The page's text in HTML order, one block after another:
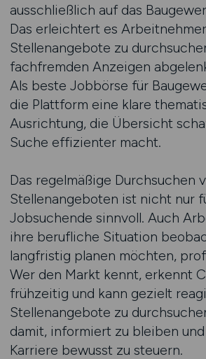
ausschließlich auf das
Das erleichtert es
Stellenangebote zu
fachfremden Anzeigen
Als beste Jobbörse für
die Plattform eine klare
Ausrichtung, die Übersicht
Suche effizienter macht.
Das regelmäßige Durchsuchen
Stellenangeboten ist nicht nur
Jobsuchende sinnvoll. Auch
ihre berufliche Situation
langfristig planen möchten,
Wer den Markt kennt, erkennt
frühzeitig und kann gezielt
Stellenangebote zu
damit, informiert zu bleiben
Karriere bewusst zu steuern.